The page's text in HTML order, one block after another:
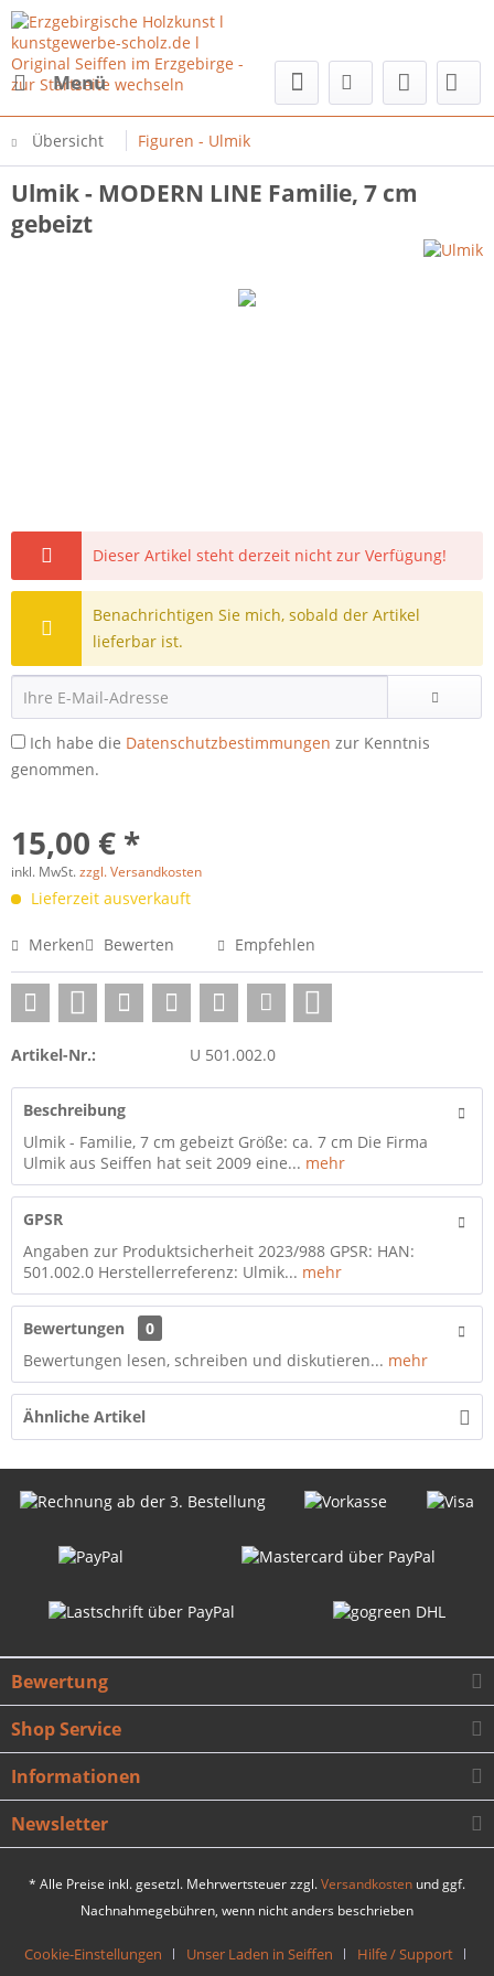
Menü
Übersicht Figuren - Ulmik
Ulmik - MODERN LINE Familie, 7 cm
gebeizt
Dieser Artikel steht derzeit nicht zur Verfügung!
Benachrichtigen Sie mich, sobald der Artikel
lieferbar ist.
Ich habe die Datenschutzbestimmungen zur Kenntnis
genommen.
15,00 € *
inkl. MwSt.zzgl. Versandkosten
Lieferzeit ausverkauft
Merken Bewerten Empfehlen
Artikel-Nr.: U 501.002.0
Beschreibung
Ulmik - Familie, 7 cm gebeizt Größe: ca. 7 cm Die Firma
Ulmik aus Seiffen hat seit 2009 eine... mehr
GPSR
Angaben zur Produktsicherheit 2023/988 GPSR: HAN:
501.002.0 Herstellerreferenz: Ulmik... mehr
Bewertungen
0
Bewertungen lesen, schreiben und diskutieren... mehr
Ähnliche Artikel
Bewertung
Shop Service
Informationen
Newsletter
* Alle Preise inkl. gesetzl. Mehrwertsteuer zzgl.Versandkosten und ggf.
Nachnahmegebühren, wenn nicht anders beschrieben
Cookie-Einstellungen Unser Laden in Seiffen Hilfe / Support